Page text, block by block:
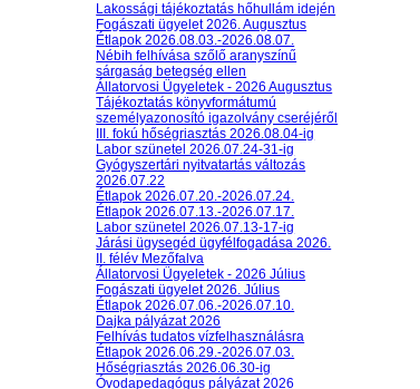
Lakossági tájékoztatás hőhullám idején
Fogászati ügyelet 2026. Augusztus
Étlapok 2026.08.03.-2026.08.07.
Nébih felhívása szőlő aranyszínű
sárgaság betegség ellen
Állatorvosi Ügyeletek - 2026 Augusztus
Tájékoztatás könyvformátumú
személyazonosító igazolvány cseréjéről
III. fokú hőségriasztás 2026.08.04-ig
Labor szünetel 2026.07.24-31-ig
Gyógyszertári nyitvatartás változás
2026.07.22
Étlapok 2026.07.20.-2026.07.24.
Étlapok 2026.07.13.-2026.07.17.
Labor szünetel 2026.07.13-17-ig
Járási ügysegéd ügyfélfogadása 2026.
II. félév Mezőfalva
Állatorvosi Ügyeletek - 2026 Július
Fogászati ügyelet 2026. Július
Étlapok 2026.07.06.-2026.07.10.
Dajka pályázat 2026
Felhívás tudatos vízfelhasználásra
Étlapok 2026.06.29.-2026.07.03.
Hőségriasztás 2026.06.30-ig
Óvodapedagógus pályázat 2026